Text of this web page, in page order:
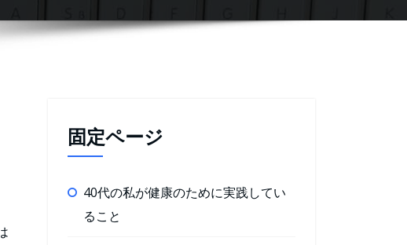
固定ページ
40代の私が健康のために実践してい
ること